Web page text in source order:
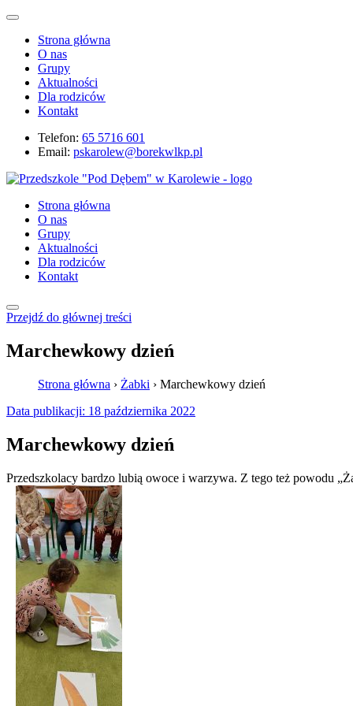
Strona główna
O nas
Grupy
Aktualności
Dla rodziców
Kontakt
Telefon: 65 5716 601
Email: pskarolew@borekwlkp.pl
Strona główna
O nas
Grupy
Aktualności
Dla rodziców
Kontakt
Przejdź do głównej treści
Marchewkowy dzień
Strona główna › Żabki › Marchewkowy dzień
Data publikacji: 18 października 2022
Marchewkowy dzień
Przedszkolacy bardzo lubią owoce i warzywa. Z tego też powodu